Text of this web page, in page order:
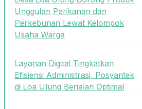
Unggulan Perikanan dan
Perkebunan Lewat Kelompok
Usaha Warga
Layanan Digital Tingkatkan
Efisiensi Administrasi, Posyantek
di Loa Ulung Berjalan Optimal